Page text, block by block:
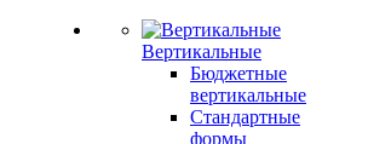
Вертикальные
Бюджетные
вертикальные
Стандартные
формы